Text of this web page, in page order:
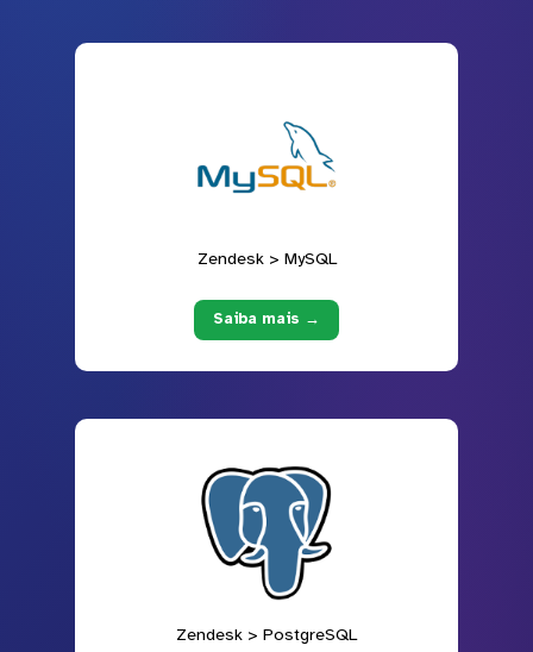
Zendesk > MySQL
Saiba mais →
Zendesk > PostgreSQL